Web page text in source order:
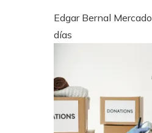
Edgar Bernal Mercado
días